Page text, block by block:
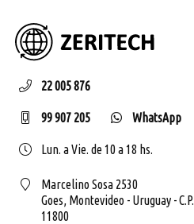
22 005 876
99 907 205 WhatsApp
Lun. a Vie. de 10 a 18 hs.
Marcelino Sosa 2530
Goes, Montevideo - Uruguay - C.P.
11800